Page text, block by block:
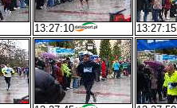
13:27:10 13:27:15